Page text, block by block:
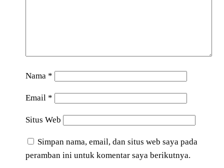
Nama *
Email *
Situs Web
Simpan nama, email, dan situs web saya pada
peramban ini untuk komentar saya berikutnya.